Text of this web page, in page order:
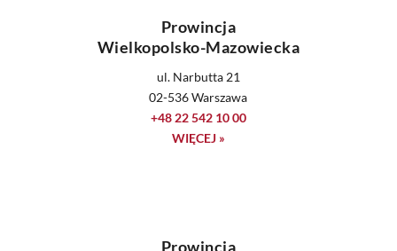
Prowincja
Wielkopolsko-Mazowiecka
ul. Narbutta 21
02-536 Warszawa
+48 22 542 10 00
WIĘCEJ »
Prowincja